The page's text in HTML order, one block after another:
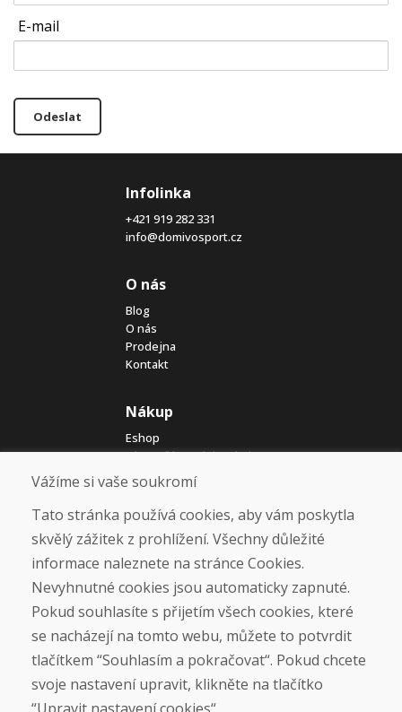
E-mail
Odeslat
Infolinka
+421 919 282 331
info@domivosport.cz
O nás
Blog
O nás
Prodejna
Kontakt
Nákup
Eshop
Jak posíláme elektrokola
Obchodní podmínky
Doprava
Platba
Vrácení a výměna zboží
Ochrana osobních údajů
Cookies
Sociální sítě
Vážíme si vaše soukromí
Tato stránka používá cookies, aby vám poskytla
skvělý zážitek z prohlížení. Všechny důležité
informace naleznete na stránce Cookies.
Nevyhnutné cookies jsou automaticky zapnuté.
Pokud souhlasíte s přijetím všech cookies, které
se nacházejí na tomto webu, můžete to potvrdit
tlačítkem “Souhlasím a pokračovat“. Pokud chcete
svoje nastavení upravit, klikněte na tlačítko